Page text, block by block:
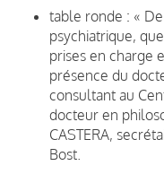
table ronde : «
psychiatrique,
prises en charge
présence du
consultant au
docteur en
CASTERA,
Bost.